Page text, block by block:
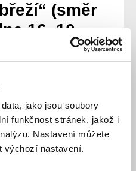
jako jsou soubory
funkčnost stránek, jakož i
Nastavení můžete
výchozí nastavení.
(směr
16. 10.
Anglickém nábřeží dojde
zastávky
Zastávka „Anglické
bude prolinky 13 a 14